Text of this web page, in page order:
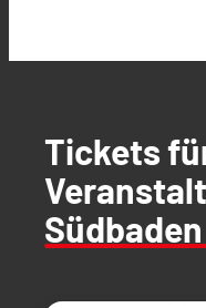
Tickets
Südbaden